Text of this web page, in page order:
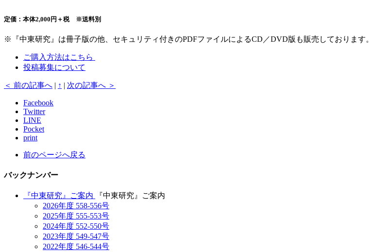
定価：本体2,000円＋税 ※送料別
※『中東研究』は冊子版の他、セキュリティ付きのPDFファイルによるCD／DVD版も販売しております。
ご購入方法はこちら
投稿募集について
＜ 前の記事へ | ↑ | 次の記事へ ＞
Facebook
Twitter
LINE
Pocket
print
前のページへ戻る
バックナンバー
『中東研究』ご案内
『中東研究』ご案内
2026年度 558-556号
2025年度 555-553号
2024年度 552-550号
2023年度 549-547号
2022年度 546-544号